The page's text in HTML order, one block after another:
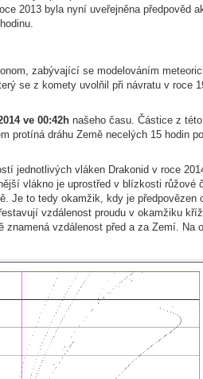
2013 byla nyní uveřejněna předpověd
zabývající se modelováním
se z komety uvolňil při návratu v roce
ve 00:42h našeho času. Částice z
protíná dráhu Země necelých 15 hodin
jednotlivých vláken Drakonid v roce
vlákno je uprostřed v blízkosti růžové
Je to tedy okamžik, kdy je předpovězen
vzdálenost proudu v okamžiku
vzdálenost před a za Zemí. Na